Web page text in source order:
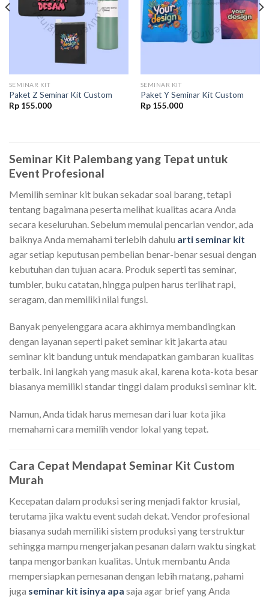
SEMINAR KIT
Paket Z Seminar Kit Custom
Rp155.000
SEMINAR KIT
Paket Y Seminar Kit Custom
Rp155.000
Seminar Kit Palembang yang Tepat untuk
Event Profesional
Memilih seminar kit bukan sekadar soal barang, tetapi
tentang bagaimana peserta melihat kualitas acara Anda
secara keseluruhan. Sebelum memulai pencarian vendor, ada
baiknya Anda memahami terlebih dahulu arti seminar kit
agar setiap keputusan pembelian benar-benar sesuai dengan
kebutuhan dan tujuan acara. Produk seperti tas seminar,
tumbler, buku catatan, hingga pulpen harus terlihat rapi,
seragam, dan memiliki nilai fungsi.
Banyak penyelenggara acara akhirnya membandingkan
dengan layanan seperti paket seminar kit jakarta atau
seminar kit bandung untuk mendapatkan gambaran kualitas
terbaik. Ini langkah yang masuk akal, karena kota-kota besar
biasanya memiliki standar tinggi dalam produksi seminar kit.
Namun, Anda tidak harus memesan dari luar kota jika
memahami cara memilih vendor lokal yang tepat.
Cara Cepat Mendapat Seminar Kit Custom
Murah
Kecepatan dalam produksi sering menjadi faktor krusial,
terutama jika waktu event sudah dekat. Vendor profesional
biasanya sudah memiliki sistem produksi yang terstruktur
sehingga mampu mengerjakan pesanan dalam waktu singkat
tanpa mengorbankan kualitas. Untuk membantu Anda
mempersiapkan pemesanan dengan lebih matang, pahami
juga seminar kit isinya apa saja agar brief yang Anda